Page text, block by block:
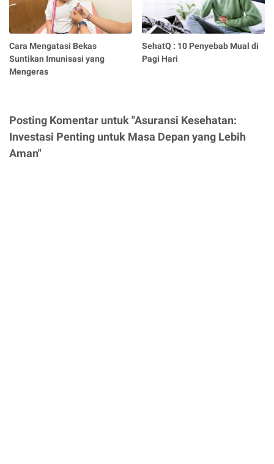
Cara Mengatasi Bekas
Suntikan Imunisasi yang
Mengeras
SehatQ : 10 Penyebab Mual di
Pagi Hari
Posting Komentar untuk "Asuransi Kesehatan:
Investasi Penting untuk Masa Depan yang Lebih
Aman"